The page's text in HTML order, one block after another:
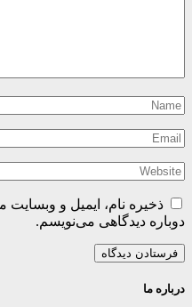
ذخیره نام، ایمیل و
دوباره دیدگاهی می‌نویسم.
درباره ما